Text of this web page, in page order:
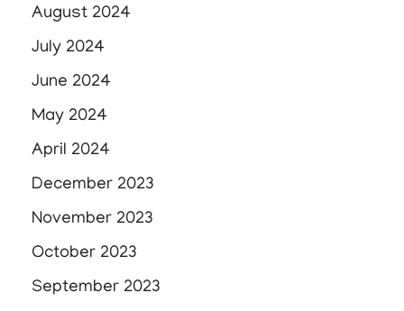
August 2024
July 2024
June 2024
May 2024
April 2024
December 2023
November 2023
October 2023
September 2023